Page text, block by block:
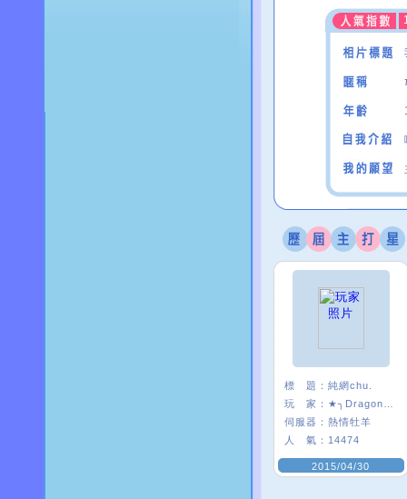
標 題： 純網chu.
玩 家：
伺服器： 熱情牡羊
人 氣： 14474
2015/04/30